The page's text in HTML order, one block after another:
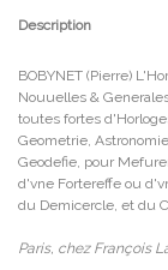
Description
BOBYNET (Pierre)
Nouuelles &
toutes fortes
Geometrie,
Geodefie, pour
d'vne Fortereffe ou
du Demicercle, et du
Paris, chez François